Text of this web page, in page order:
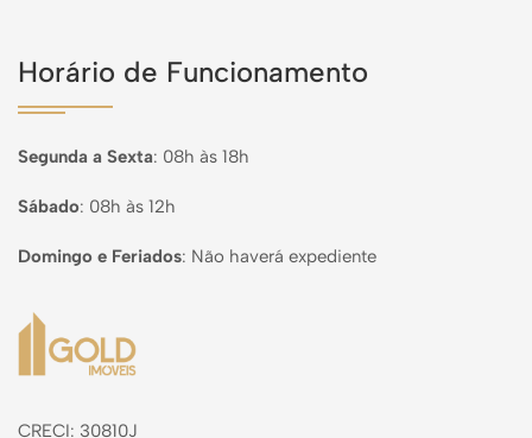
Horário de Funcionamento
Segunda a Sexta: 08h às 18h
Sábado: 08h às 12h
Domingo e Feriados: Não haverá expediente
Página inicial
CRECI: 30810J